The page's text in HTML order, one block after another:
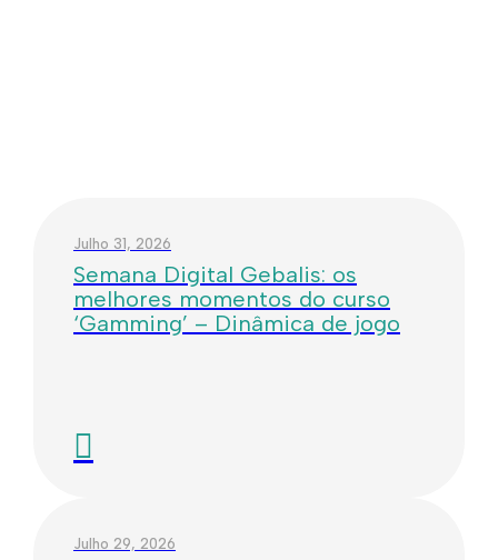
Julho 31, 2026
Semana Digital Gebalis: os
melhores momentos do curso
‘Gamming’ – Dinâmica de jogo
Julho 29, 2026